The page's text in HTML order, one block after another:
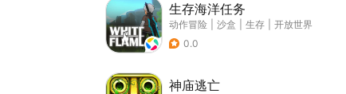
生存海洋任务
动作冒险 沙盒 生存
开放世界
0.0
神庙逃亡